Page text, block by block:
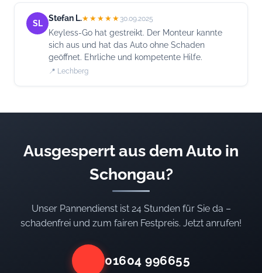
SL
Stefan L.★★★★★ 30.09.2025
Keyless-Go hat gestreikt. Der Monteur kannte
sich aus und hat das Auto ohne Schaden
geöffnet. Ehrliche und kompetente Hilfe.
📍 Lechberg
Ausgesperrt aus dem Auto in
Schongau?
Unser Pannendienst ist 24 Stunden für Sie da –
schadenfrei und zum fairen Festpreis. Jetzt anrufen!
01604 996655